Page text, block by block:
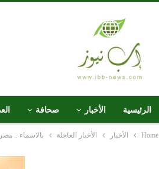
الرئيسية الأخبار صحافة
Home الأخبار الأخبار العاجلة بالاسماء ..